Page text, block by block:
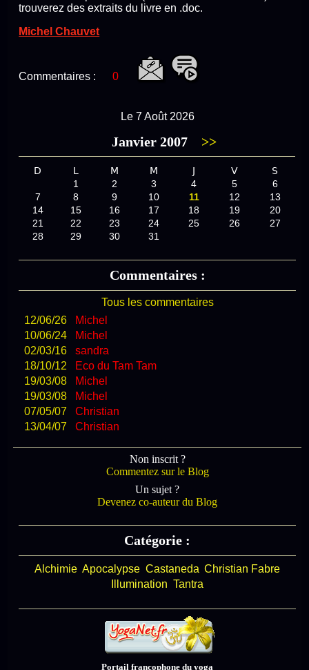
trouverez des extraits du livre en .doc.
Michel Chauvet
Commentaires : 0
Le 7 Août 2026
Janvier 2007 >>
D L M M J V
S
1
2 3 4 5
6
7
8 9 10 11 12
13
14
15 16 17 18 19
20
21
22 23 24 25 26
27
28
29 30 31
Commentaires :
Tous les commentaires
12/06/26
Michel
10/06/24
Michel
02/03/16
sandra
18/10/12
Eco du Tam Tam
19/03/08
Michel
19/03/08
Michel
07/05/07
Christian
13/04/07
Christian
Non inscrit ?
Commentez sur le Blog
Un sujet ?
Devenez co-auteur du Blog
Catégorie :
Alchimie Apocalypse Castaneda Christian Fabre
Illumination Tantra
Portail francophone du yoga